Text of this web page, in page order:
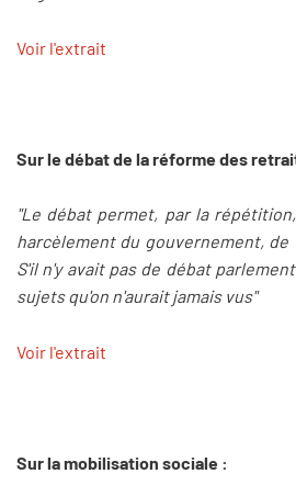
Voir l'extrait
Sur le débat de la réforme des
"Le débat permet, par la
harcèlement du gouvernement,
S'il n'y avait pas de débat
sujets qu'on n'aurait jamais vus"
Voir l'extrait
Sur la mobilisation sociale :